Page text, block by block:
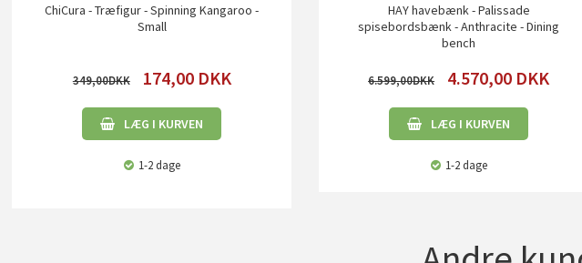
ChiCura - Træfigur - Spinning Kangaroo -
Small
349,00 174,00 DKK
LÆG I KURVEN
1-2 dage
HAY havebænk - Palissade
spisebordsbænk - Anthracite - Dining
bench
6.599,00 4.570,00 DKK
LÆG I KURVEN
1-2 dage